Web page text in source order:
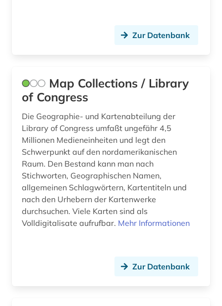
deutschland &lt (1)
deutschland (gebiet unter alliierter besatzung,
sowjetische zone) (1)
dia (1)
dialekt (2)
dichter (1)
die @linke (1)
Zur Datenbank
Map Collections / Library
of Congress
Die Geographie- und Kartenabteilung der
Library of Congress umfaßt ungefähr 4,5
Millionen Medieneinheiten und legt den
Schwerpunkt auf den nordamerikanischen
Raum. Den Bestand kann man nach
Stichworten, Geographischen Namen,
allgemeinen Schlagwörtern, Kartentiteln und
nach den Urhebern der Kartenwerke
durchsuchen. Viele Karten sind als
Volldigitalisate aufrufbar. Mehr Informationen
Zur Datenbank